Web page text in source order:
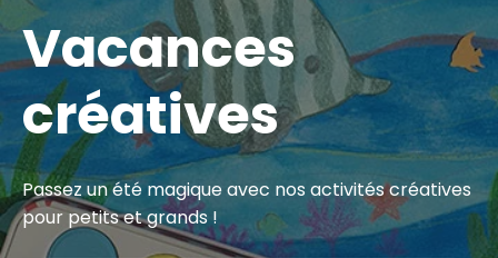
Vacances
créatives
Passez un été magique avec nos activités créatives
pour petits et grands !